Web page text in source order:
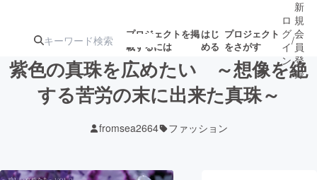
プロジェクトを掲
載するには
はじ
める
プロジェクト
をさがす
ジェクト
ロジェクト
ロ
グ
イ
ン
/
新
規
会
員
登
録
紫色の真珠を広めたい ～想像を絶
する苦労の末に出来た真珠～
fromsea2664 ファッション